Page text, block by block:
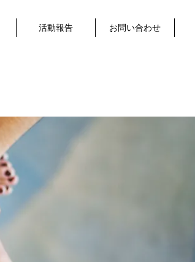
活動報告 お問い合わせ